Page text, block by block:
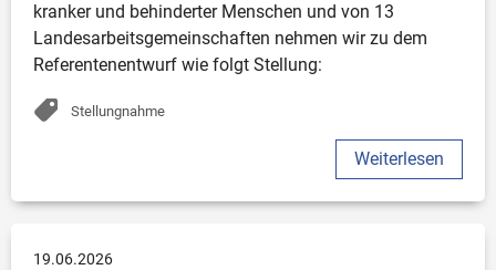
kranker und behinderter Menschen und von 13
Landesarbeitsgemeinschaften nehmen wir zu dem
Referentenentwurf wie folgt Stellung:
Stellungnahme
Weiterlesen
19.06.2026